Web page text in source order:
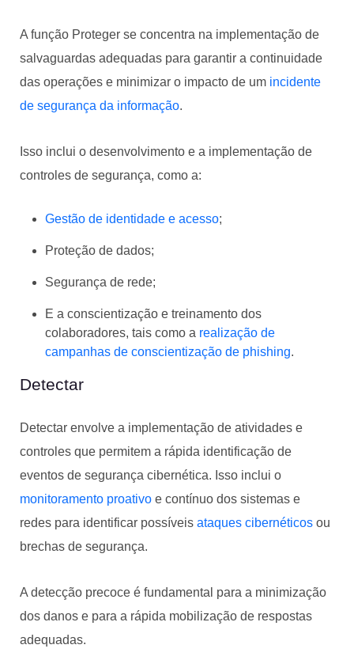
A função Proteger se concentra na implementação de
salvaguardas adequadas para garantir a continuidade
das operações e minimizar o impacto de um incidente
de segurança da informação.
Isso inclui o desenvolvimento e a implementação de
controles de segurança, como a:
Gestão de identidade e acesso;
Proteção de dados;
Segurança de rede;
E a conscientização e treinamento dos
colaboradores, tais como a realização de
campanhas de conscientização de phishing.
Detectar
Detectar envolve a implementação de atividades e
controles que permitem a rápida identificação de
eventos de segurança cibernética. Isso inclui o
monitoramento proativo e contínuo dos sistemas e
redes para identificar possíveis ataques cibernéticos ou
brechas de segurança.
A detecção precoce é fundamental para a minimização
dos danos e para a rápida mobilização de respostas
adequadas.